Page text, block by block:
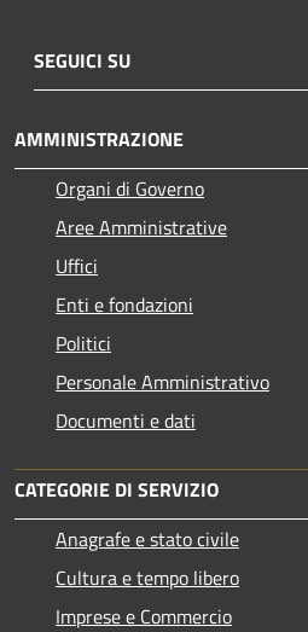
SEGUICI SU
AMMINISTRAZIONE
Organi di Governo
Aree Amministrative
Uffici
Enti e fondazioni
Politici
Personale Amministrativo
Documenti e dati
CATEGORIE DI SERVIZIO
Anagrafe e stato civile
Cultura e tempo libero
Imprese e Commercio